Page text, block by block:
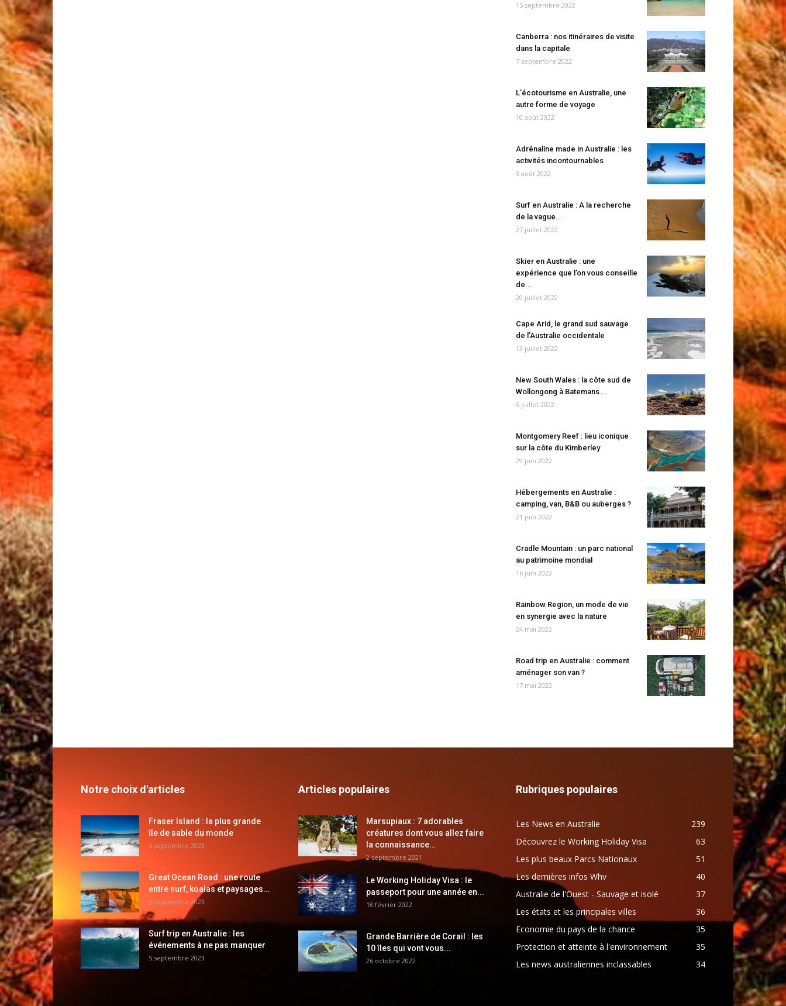
15 septembre 2022
Canberra : nos itinéraires de visite
dans la capitale
7 septembre 2022
L’écotourisme en Australie, une
autre forme de voyage
10 août 2022
Adrénaline made in Australie : les
activités incontournables
3 août 2022
Surf en Australie : A la recherche
de la vague...
27 juillet 2022
Skier en Australie : une
expérience que l’on vous conseille
de...
20 juillet 2022
Cape Arid, le grand sud sauvage
de l’Australie occidentale
13 juillet 2022
New South Wales : la côte sud de
Wollongong à Batemans...
6 juillet 2022
Montgomery Reef : lieu iconique
sur la côte du Kimberley
29 juin 2022
Hébergements en Australie :
camping, van, B&B ou auberges ?
21 juin 2022
Cradle Mountain : un parc national
au patrimoine mondial
16 juin 2022
Rainbow Region, un mode de vie
en synergie avec la nature
24 mai 2022
Road trip en Australie : comment
aménager son van ?
17 mai 2022
Notre choix d'articles
Fraser Island : la plus grande
île de sable du monde
5 septembre 2023
Great Ocean Road : une route
entre surf, koalas et paysages...
5 septembre 2023
Surf trip en Australie : les
événements à ne pas manquer
5 septembre 2023
Articles populaires
Marsupiaux : 7 adorables
créatures dont vous allez faire
la connaissance...
2 septembre 2021
Le Working Holiday Visa : le
passeport pour une année en...
18 février 2022
Grande Barrière de Corail : les
10 îles qui vont vous...
26 octobre 2022
Rubriques populaires
Les News en Australie
239
Découvrez le Working Holiday Visa
63
Les plus beaux Parcs Nationaux
51
Les dernières infos Whv
40
Australie de l'Ouest - Sauvage et isolé
37
Les états et les principales villes
36
Economie du pays de la chance
35
Protection et atteinte à l'environnement
35
Les news australiennes inclassables
34